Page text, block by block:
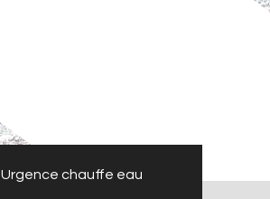
Urgence chauffe eau